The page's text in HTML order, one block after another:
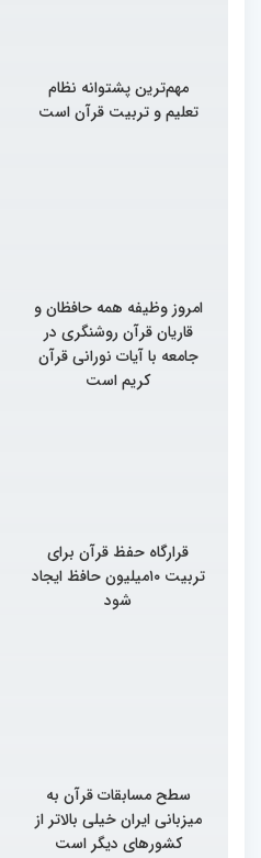
مهم‌ترین پشتوانه نظام
تعلیم و تربیت قرآن است
امروز وظیفه همه حافظان و
قاریان قرآن روشنگری در
جامعه با آیات نورانی قرآن
کریم است
قرارگاه حفظ قرآن برای
تربیت ۱۰میلیون حافظ ایجاد
شود
سطح مسابقات قرآن به
میزبانی ایران خیلی بالاتر از
کشورهای دیگر است